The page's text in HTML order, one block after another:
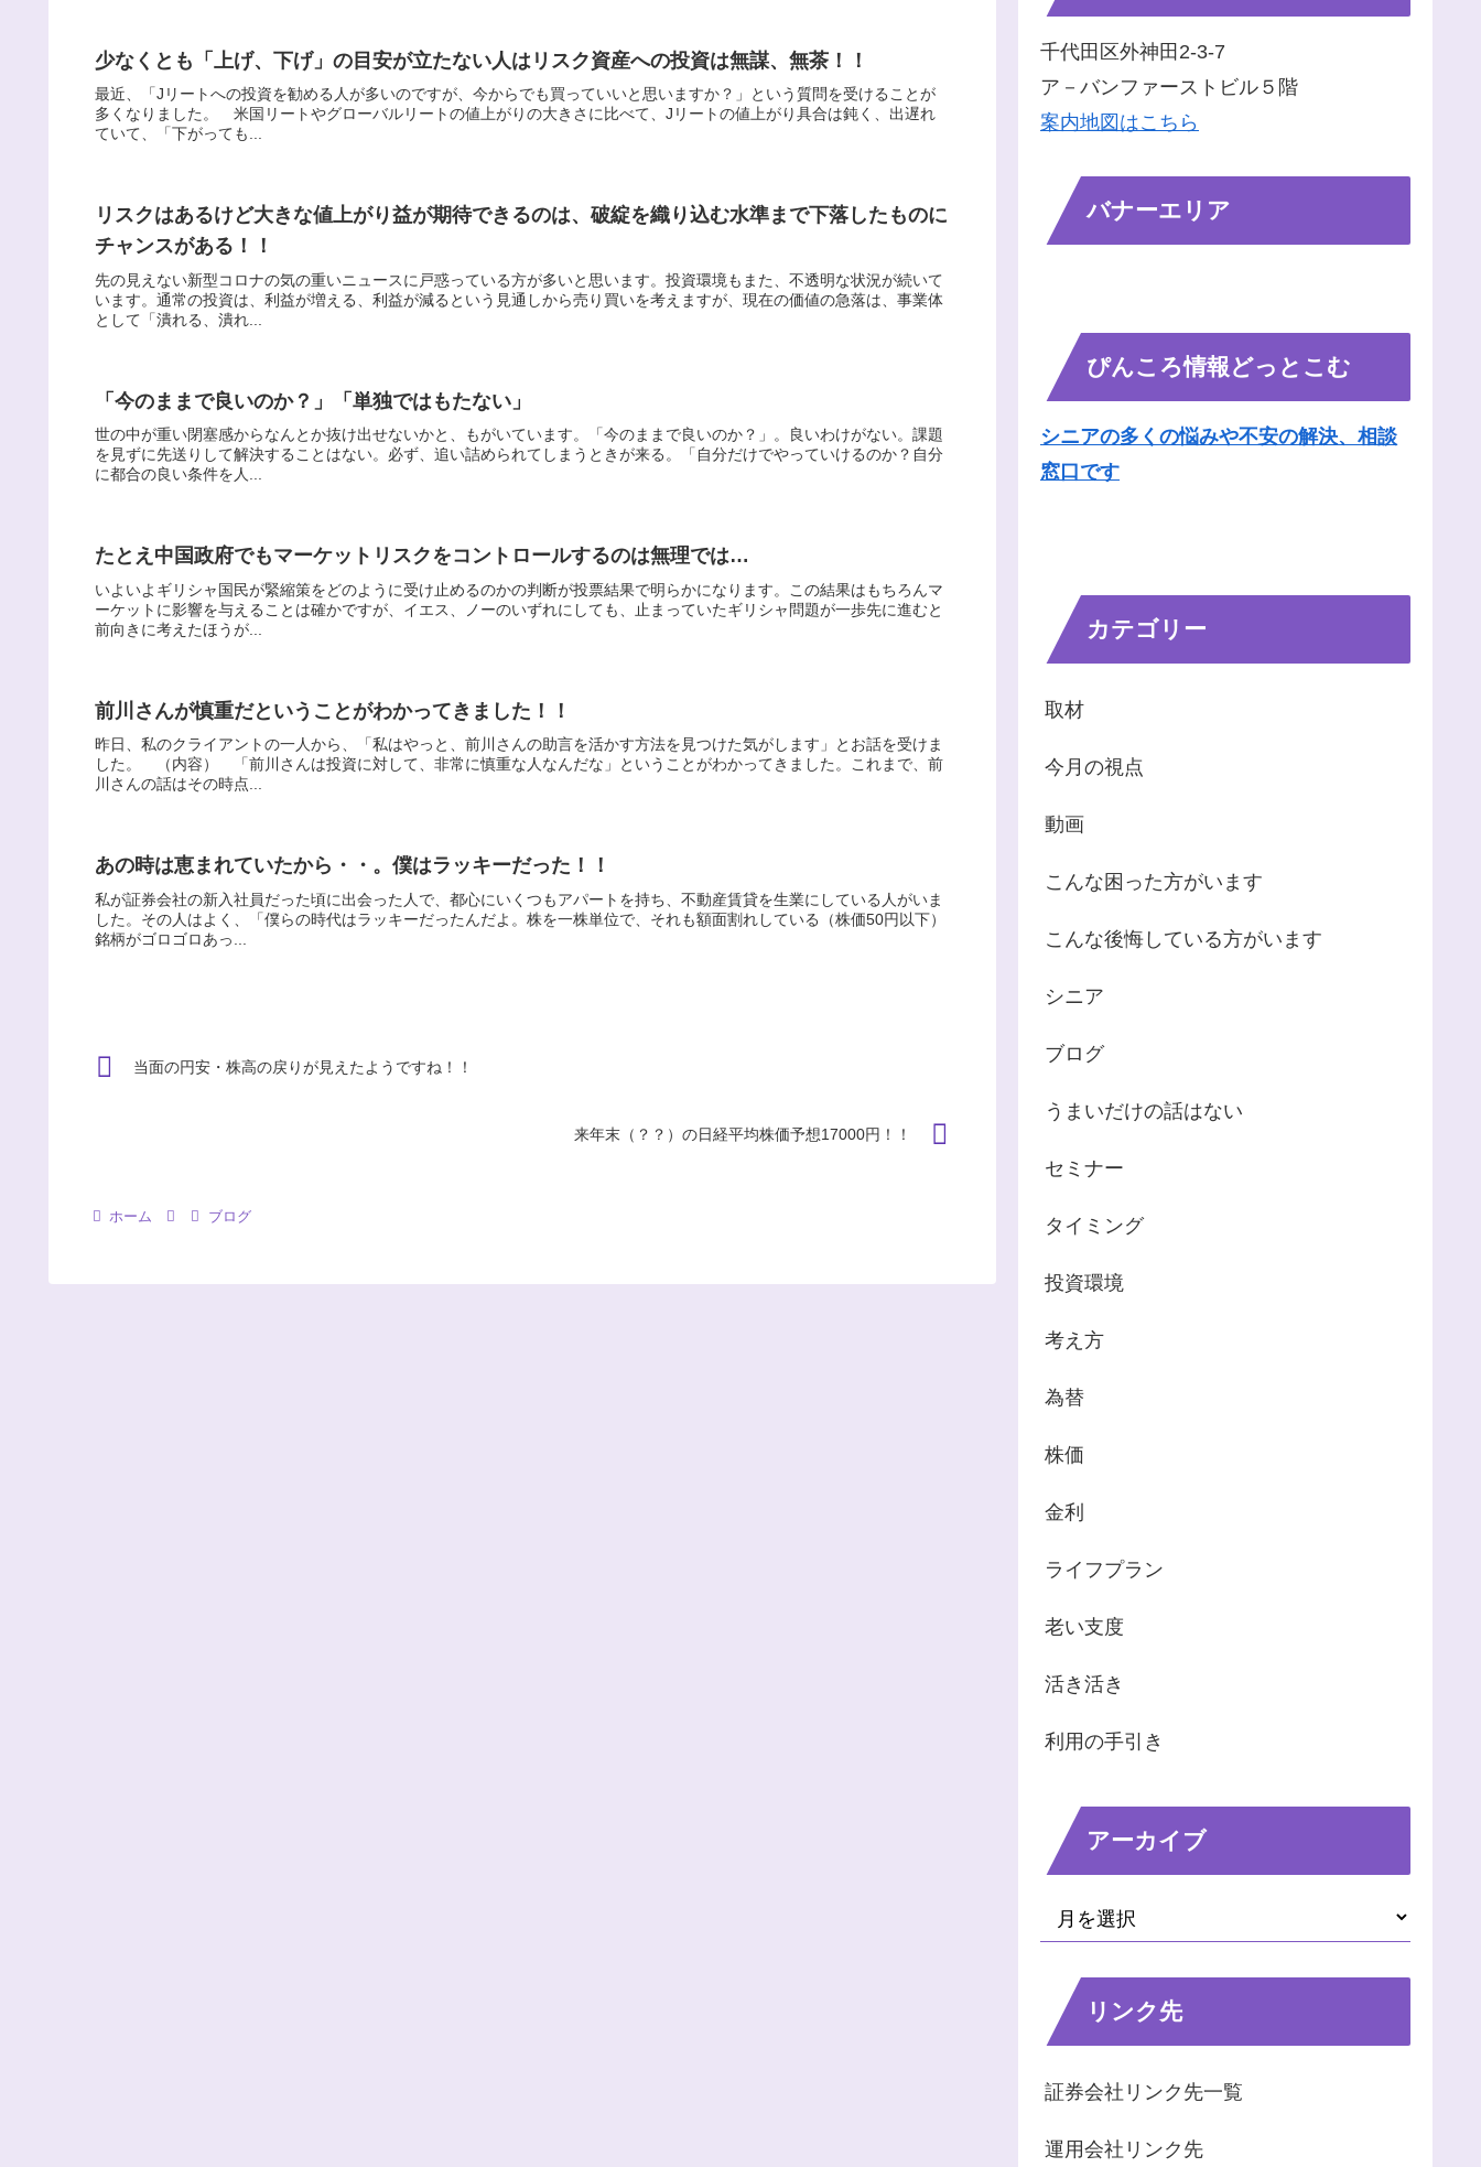
少なくとも「上げ、下げ」の目安が立たない人はリスク資産への投資は無謀、無茶！！
最近、「Jリートへの投資を勧める人が多いのですが、今からでも買っていいと思いますか？」という質問を受けることが
多くなりました。 米国リートやグローバルリートの値上がりの大きさに比べて、Jリートの値上がり具合は鈍く、出遅れ
ていて、「下がっても...
リスクはあるけど大きな値上がり益が期待できるのは、破綻を織り込む水準まで下落したものに
チャンスがある！！
先の見えない新型コロナの気の重いニュースに戸惑っている方が多いと思います。投資環境もまた、不透明な状況が続いて
います。通常の投資は、利益が増える、利益が減るという見通しから売り買いを考えますが、現在の価値の急落は、事業体
として「潰れる、潰れ...
「今のままで良いのか？」「単独ではもたない」
世の中が重い閉塞感からなんとか抜け出せないかと、もがいています。「今のままで良いのか？」。良いわけがない。課題
を見ずに先送りして解決することはない。必ず、追い詰められてしまうときが来る。「自分だけでやっていけるのか？自分
に都合の良い条件を人...
たとえ中国政府でもマーケットリスクをコントロールするのは無理では…
いよいよギリシャ国民が緊縮策をどのように受け止めるのかの判断が投票結果で明らかになります。この結果はもちろんマ
ーケットに影響を与えることは確かですが、イエス、ノーのいずれにしても、止まっていたギリシャ問題が一歩先に進むと
前向きに考えたほうが...
前川さんが慎重だということがわかってきました！！
昨日、私のクライアントの一人から、「私はやっと、前川さんの助言を活かす方法を見つけた気がします」とお話を受けま
した。 （内容） 「前川さんは投資に対して、非常に慎重な人なんだな」ということがわかってきました。これまで、前
川さんの話はその時点...
あの時は恵まれていたから・・。僕はラッキーだった！！
私が証券会社の新入社員だった頃に出会った人で、都心にいくつもアパートを持ち、不動産賃貸を生業にしている人がいま
した。その人はよく、「僕らの時代はラッキーだったんだよ。株を一株単位で、それも額面割れしている（株価50円以下）
銘柄がゴロゴロあっ...
当面の円安・株高の戻りが見えたようですね！！
来年末（？？）の日経平均株価予想17000円！！
ホーム ブログ
千代田区外神田2-3-7
ア－バンファーストビル５階
案内地図はこちら
バナーエリア
ぴんころ情報どっとこむ
シニアの多くの悩みや不安の解決、相談
窓口です
カテゴリー
取材
今月の視点
動画
こんな困った方がいます
こんな後悔している方がいます
シニア
ブログ
うまいだけの話はない
セミナー
タイミング
投資環境
考え方
為替
株価
金利
ライフプラン
老い支度
活き活き
利用の手引き
アーカイブ
リンク先
証券会社リンク先一覧
運用会社リンク先